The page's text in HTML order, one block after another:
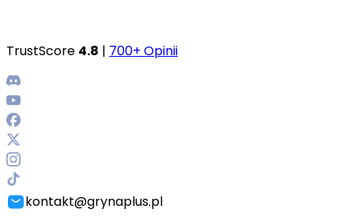
TrustScore 4.8 | 700+ Opinii
kontakt@grynaplus.pl